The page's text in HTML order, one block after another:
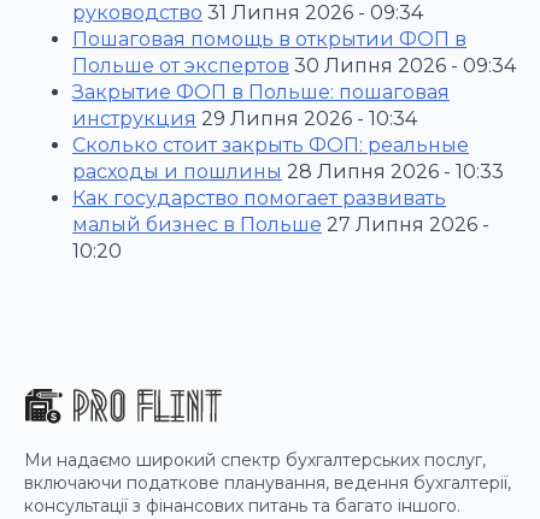
руководство 31 Липня 2026 - 09:34
Пошаговая помощь в открытии ФОП в
Польше от экспертов 30 Липня 2026 - 09:34
Закрытие ФОП в Польше: пошаговая
инструкция 29 Липня 2026 - 10:34
Сколько стоит закрыть ФОП: реальные
расходы и пошлины 28 Липня 2026 - 10:33
Как государство помогает развивать
малый бизнес в Польше 27 Липня 2026 -
10:20
Ми надаємо широкий спектр бухгалтерських послуг,
включаючи податкове планування, ведення бухгалтерії,
консультації з фінансових питань та багато іншого.